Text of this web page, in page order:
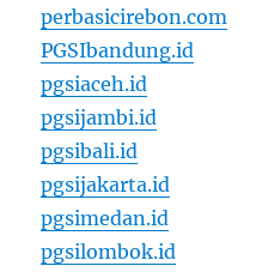
perbasicirebon.com
PGSIbandung.id
pgsiaceh.id
pgsijambi.id
pgsibali.id
pgsijakarta.id
pgsimedan.id
pgsilombok.id